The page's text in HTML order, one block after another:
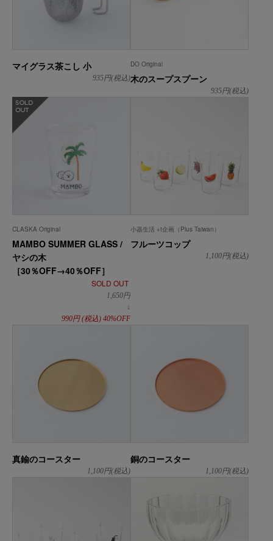
マイグラス茶こし 小
935円(税込)
DO Original
木のスープスプーン
935円(税込)
CLASKA Original
MAMBO SUMMER GLASS /
ヤシの木
［30％OFF→40％OFF］
SOLD OUT
1,650円
↓
990円(税込) 40%OFF
小器生活 +t企画（Plus Taiwan）
フルーツコップ
1,100円(税込)
真鍮のコースター
1,100円(税込)
銅のコースター
1,100円(税込)